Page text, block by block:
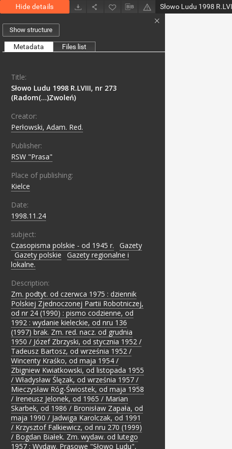
Hide details
Show structure
Metadata Files list
Title:
Słowo Ludu 1998 R.LVIII, nr 273
(Radom(...)Zwoleń)
Creator:
Perłowski, Adam. Red.
Publisher:
RSW "Prasa"
Place of publishing:
Kielce
Date:
1998.11.24
subject:
Czasopisma polskie - od 1945 r.
Gazety
Gazety polskie
Gazety regionalne i
lokalne.
Description:
Zm. podtyt. od czerwca 1975 : dziennik
Polskiej Zjednoczonej Partii Robotniczej,
od nr 24 (1990) : pismo codzienne, od
1992 : wydanie kieleckie, od nru 136
(1997) brak. Zm. red. nacz. od grudnia
1950 / Józef Zbrzyski, od stycznia 1952 /
Tadeusz Bartosz, od września 1952 /
Wincenty Kraśko, od maja 1954 /
Zbigniew Kwiatkowski, od listopada 1955
/ Władysław Ślęzak, od września 1957 /
Mieczysław Róg-Świostek, od maja 1958
/ Ireneusz Jelonek, od 1965 / Marian
Skarbek, od 1986 / Bronisław Zapała, od
maja 1990 / Jadwiga Karolczak, od 1991
/ Krzysztof Falkiewicz, od nru 270 (1999)
/ Bogdan Białek. Zm. wydaw. od lutego
1957 : Wydaw. Prasowe "Słowo Ludu",